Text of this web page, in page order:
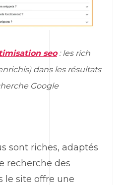
seo: les rich
dans les résultats
Google
sont riches, adaptés
recherche des
le site offre une